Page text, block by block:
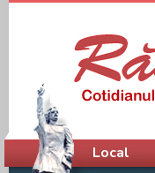
Meniu principal
Local